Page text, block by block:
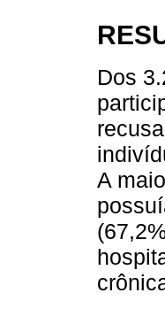
Dos
A